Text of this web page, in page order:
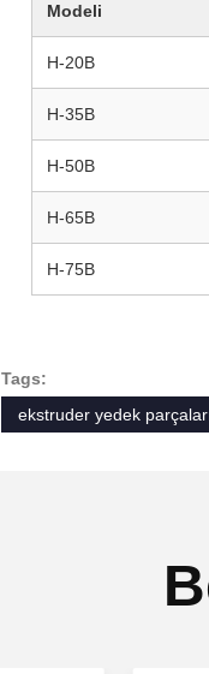
Modeli
H-20B
H-35B
H-50B
H-65B
H-75B
Tags:
ekstruder yedek